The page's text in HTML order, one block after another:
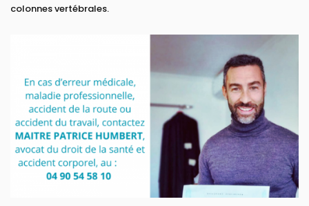
colonnes vertébrales.